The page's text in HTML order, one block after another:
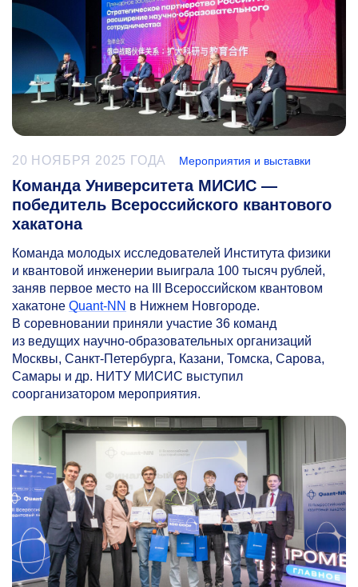
20 НОЯБРЯ 2025 ГОДА Мероприятия и выставки
Команда Университета МИСИС —
победитель Всероссийского квантового
хакатона
Команда молодых исследователей Института физики
и квантовой инженерии выиграла 100 тысяч рублей,
заняв первое место на III Всероссийском квантовом
хакатоне Quant-NN в Нижнем Новгороде.
В соревновании приняли участие 36 команд
из ведущих научно-образовательных организаций
Москвы, Санкт-Петербурга, Казани, Томска, Сарова,
Самары и др. НИТУ МИСИС выступил
соорганизатором мероприятия.